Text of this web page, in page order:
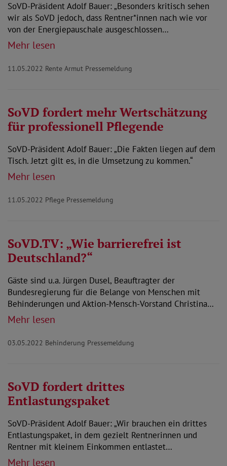
SoVD-Präsident Adolf Bauer: „Besonders kritisch sehen
wir als SoVD jedoch, dass Rentner*innen nach wie vor
von der Energiepauschale ausgeschlossen…
Mehr lesen
11.05.2022 Rente Armut Pressemeldung
SoVD fordert mehr Wertschätzung
für professionell Pflegende
SoVD-Präsident Adolf Bauer: „Die Fakten liegen auf dem
Tisch. Jetzt gilt es, in die Umsetzung zu kommen.“
Mehr lesen
11.05.2022 Pflege Pressemeldung
SoVD.TV: „Wie barrierefrei ist
Deutschland?“
Gäste sind u.a. Jürgen Dusel, Beauftragter der
Bundesregierung für die Belange von Menschen mit
Behinderungen und Aktion-Mensch-Vorstand Christina…
Mehr lesen
03.05.2022 Behinderung Pressemeldung
SoVD fordert drittes
Entlastungspaket
SoVD-Präsident Adolf Bauer: „Wir brauchen ein drittes
Entlastungspaket, in dem gezielt Rentnerinnen und
Rentner mit kleinem Einkommen entlastet…
Mehr lesen